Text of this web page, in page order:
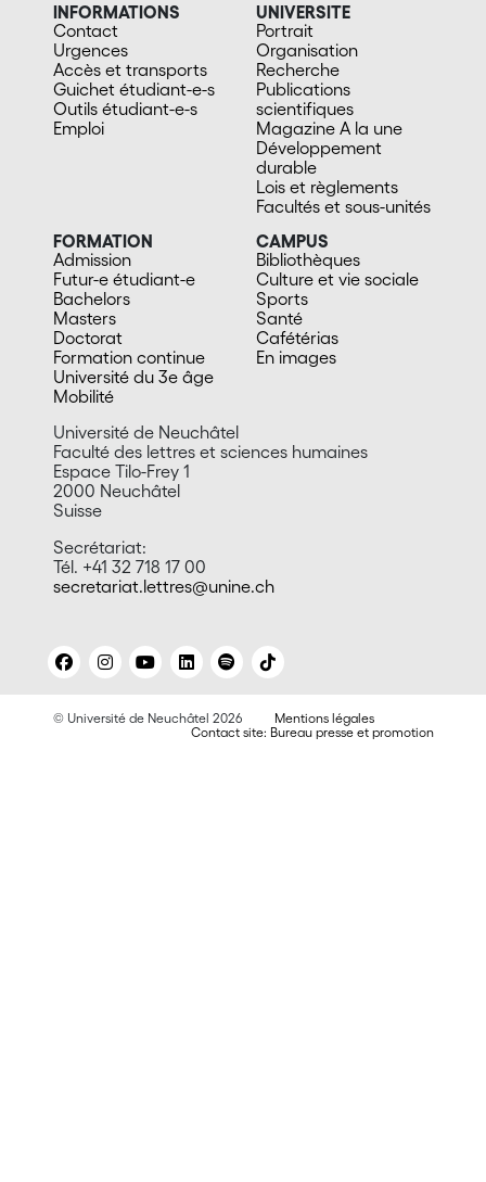
INFORMATIONS
Contact
Urgences
Accès et transports
Guichet étudiant-e-s
Outils étudiant-e-s
Emploi
UNIVERSITE
Portrait
Organisation
Recherche
Publications
scientifiques
Magazine A la une
Développement
durable
Lois et règlements
Facultés et sous-unités
FORMATION
Admission
Futur-e étudiant-e
Bachelors
Masters
Doctorat
Formation continue
Université du 3e âge
Mobilité
CAMPUS
Bibliothèques
Culture et vie sociale
Sports
Santé
Cafétérias
En images
Université de Neuchâtel
Faculté des lettres et sciences humaines
Espace Tilo-Frey 1
2000 Neuchâtel
Suisse
Secrétariat:
Tél. +41 32 718 17 00
secretariat.lettres@unine.ch
© Université de Neuchâtel 2026
Mentions légales
Contact site: Bureau presse et promotion